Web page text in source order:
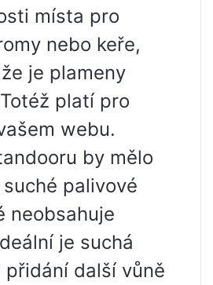
místa pro
nebo keře,
je plameny
platí pro
webu.
by mělo
palivové
neobsahuje
je suchá
přidání další vůně